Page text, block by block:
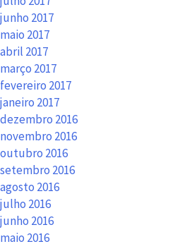
junho 2017
maio 2017
abril 2017
março 2017
fevereiro 2017
janeiro 2017
dezembro 2016
novembro 2016
outubro 2016
setembro 2016
agosto 2016
julho 2016
junho 2016
maio 2016